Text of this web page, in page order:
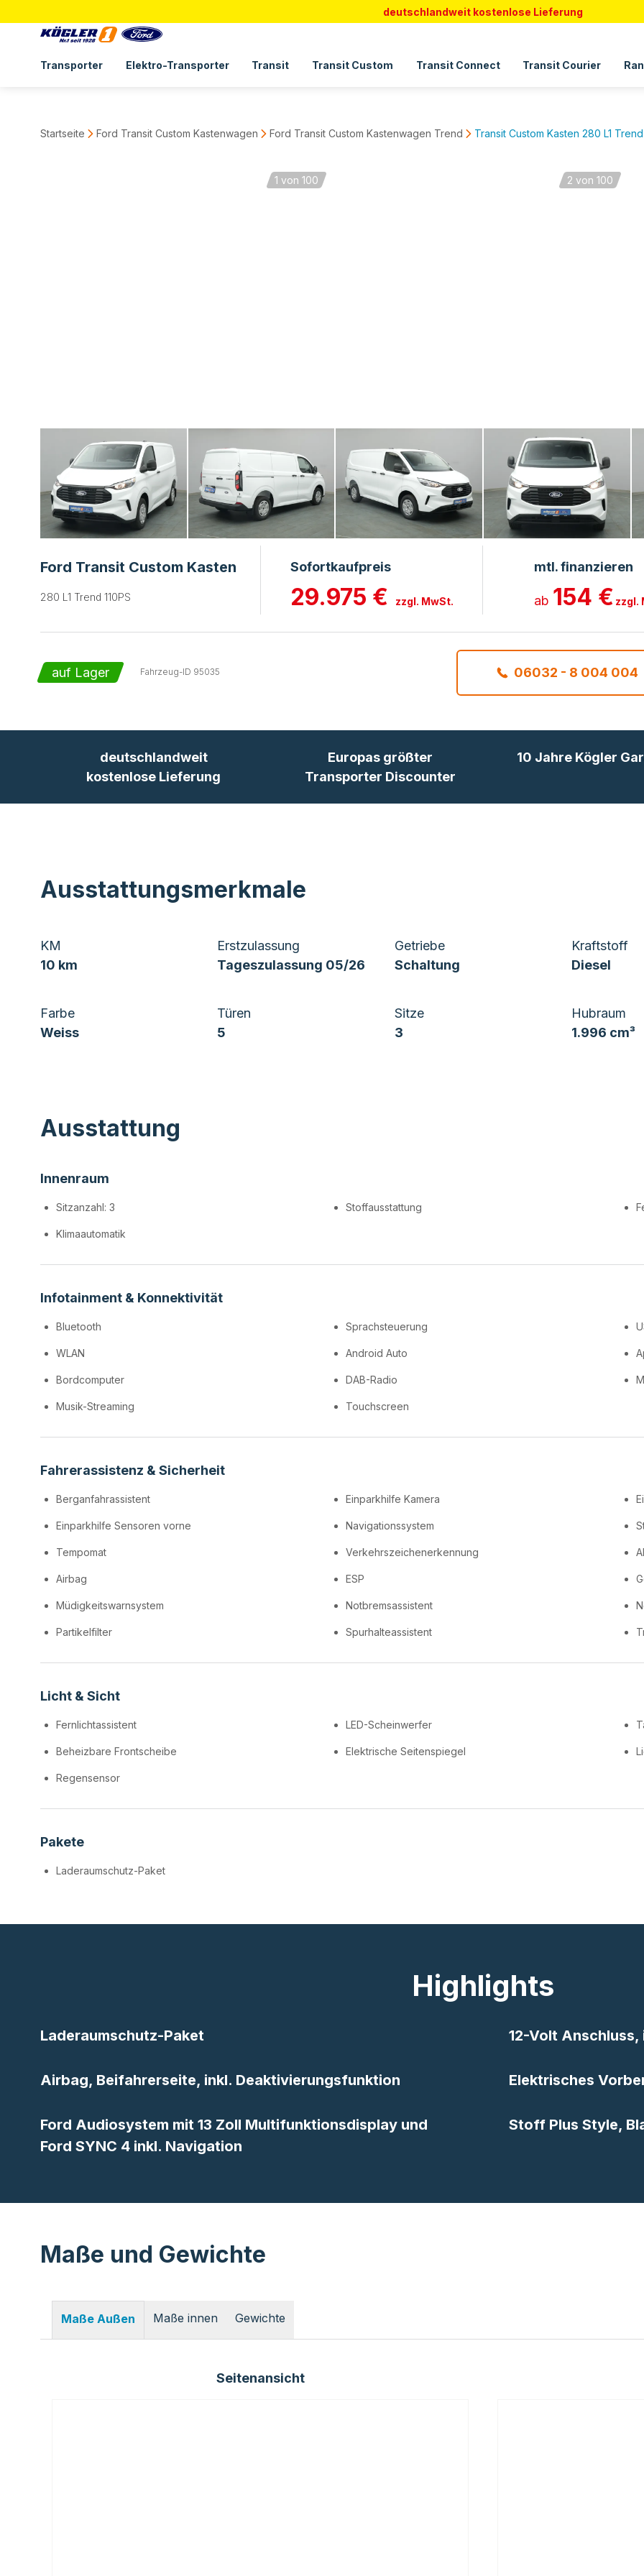
deutschlandweit kostenlose Lieferung
Transporter Elektro-Transporter Transit Transit Custom Transit Connect Transit Courier
Startseite Ford Transit Custom Kastenwagen Ford Transit Custom Kastenwagen Trend Transit Custom Kasten 280 L1 Trend
2 von 100
1 von 100
Ford Transit Custom Kasten
280 L1 Trend 110PS
Sofortkaufpreis
29.975 € zzgl. MwSt.
mtl. finanzieren
ab 154 € zzgl.
auf Lager Fahrzeug-ID 95035 06032 - 8 004 004
deutschlandweit
kostenlose Lieferung
Europas größter
Transporter Discounter
10 Jahre Kögler
Ausstattungsmerkmale
KM
10 km
Erstzulassung
Tageszulassung 05/26
Getriebe
Schaltung
Kraftstoff
Diesel
Farbe
Weiss
Türen
5
Sitze
3
Hubraum
1.996 cm³
Ausstattung
Innenraum
Sitzanzahl: 3 Stoffausstattung
Klimaautomatik
Infotainment & Konnektivität
Bluetooth Sprachsteuerung
WLAN Android Auto
Bordcomputer DAB-Radio
Musik-Streaming Touchscreen
Fahrerassistenz & Sicherheit
Berganfahrassistent Einparkhilfe Kamera
Einparkhilfe Sensoren vorne Navigationssystem
Tempomat Verkehrszeichenerkennung
Airbag ESP
Müdigkeitswarnsystem Notbremsassistent
Partikelfilter Spurhalteassistent
Licht & Sicht
Fernlichtassistent LED-Scheinwerfer
Beheizbare Frontscheibe Elektrische Seitenspiegel
Regensensor
Pakete
Laderaumschutz-Paket
Highlights
Laderaumschutz-Paket 12-Volt
Airbag, Beifahrerseite, inkl. Deaktivierungsfunktion Elektrisches
Ford Audiosystem mit 13 Zoll Multifunktionsdisplay und
Ford SYNC 4 inkl. Navigation
Stoff Plus Style,
Maße und Gewichte
Maße Außen Maße innen Gewichte
Seitenansicht